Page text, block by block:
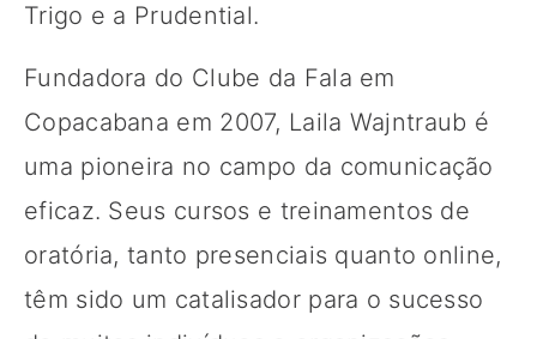
Trigo e a Prudential.
Fundadora do Clube da Fala em
Copacabana em 2007, Laila Wajntraub é
uma pioneira no campo da comunicação
eficaz. Seus cursos e treinamentos de
oratória, tanto presenciais quanto online,
têm sido um catalisador para o sucesso